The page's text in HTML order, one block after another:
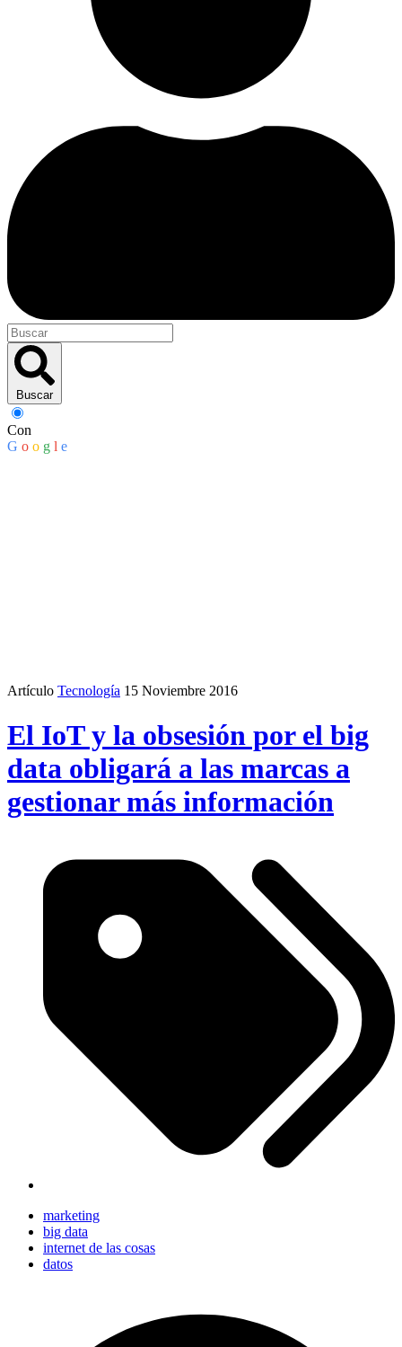
Buscar
Con
G o o g l e
Artículo Tecnología 15 Noviembre 2016
El IoT y la obsesión por el big
data obligará a las marcas a
gestionar más información
marketing
big data
internet de las cosas
datos